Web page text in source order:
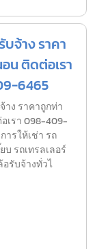
บจ้าง ราคา
น ติดต่อเรา
6465
าง ราคาถูกท่า
เรา 098-409-
ารให้เช่า รถ
บ รถเทรลเลอร์
อรับจ้างทั่วไ